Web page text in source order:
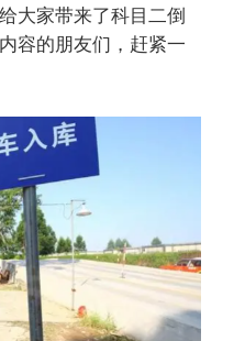
大家带来了科目二倒
容的朋友们，赶紧一